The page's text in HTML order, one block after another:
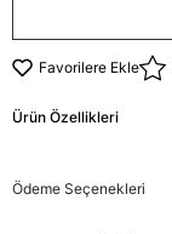
Favorilere Ekle
Ürün Özellikleri
Ödeme Seçenekleri